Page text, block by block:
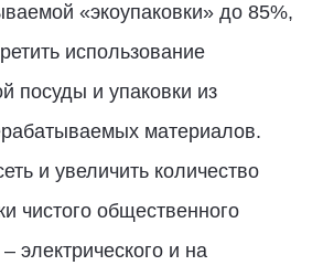
«экоупаковки» до 85%,
использование
посуды и упаковки из
материалов.
и увеличить количество
чистого общественного
электрического и на